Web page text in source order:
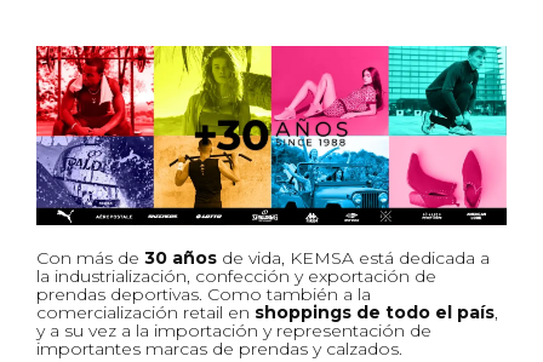
Con más de 30 años de vida, KEMSA está dedicada a
la industrialización, confección y exportación de
prendas deportivas. Como también a la
comercialización retail en shoppings de todo el país,
y a su vez a la importación y representación de
importantes marcas de prendas y calzados.